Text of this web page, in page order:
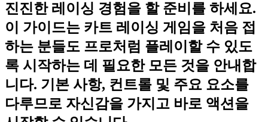
진진한 레이싱 경험을 할 준비를 하세요.
이 가이드는 카트 레이싱 게임을 처음 접
하는 분들도 프로처럼 플레이할 수 있도
록 시작하는 데 필요한 모든 것을 안내합
니다. 기본 사항, 컨트롤 및 주요 요소를
다루므로 자신감을 가지고 바로 액션을